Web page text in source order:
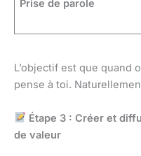
Prise de parole
L’objectif est que quand
pense à toi.
Étape 3 : Créer et
de valeur